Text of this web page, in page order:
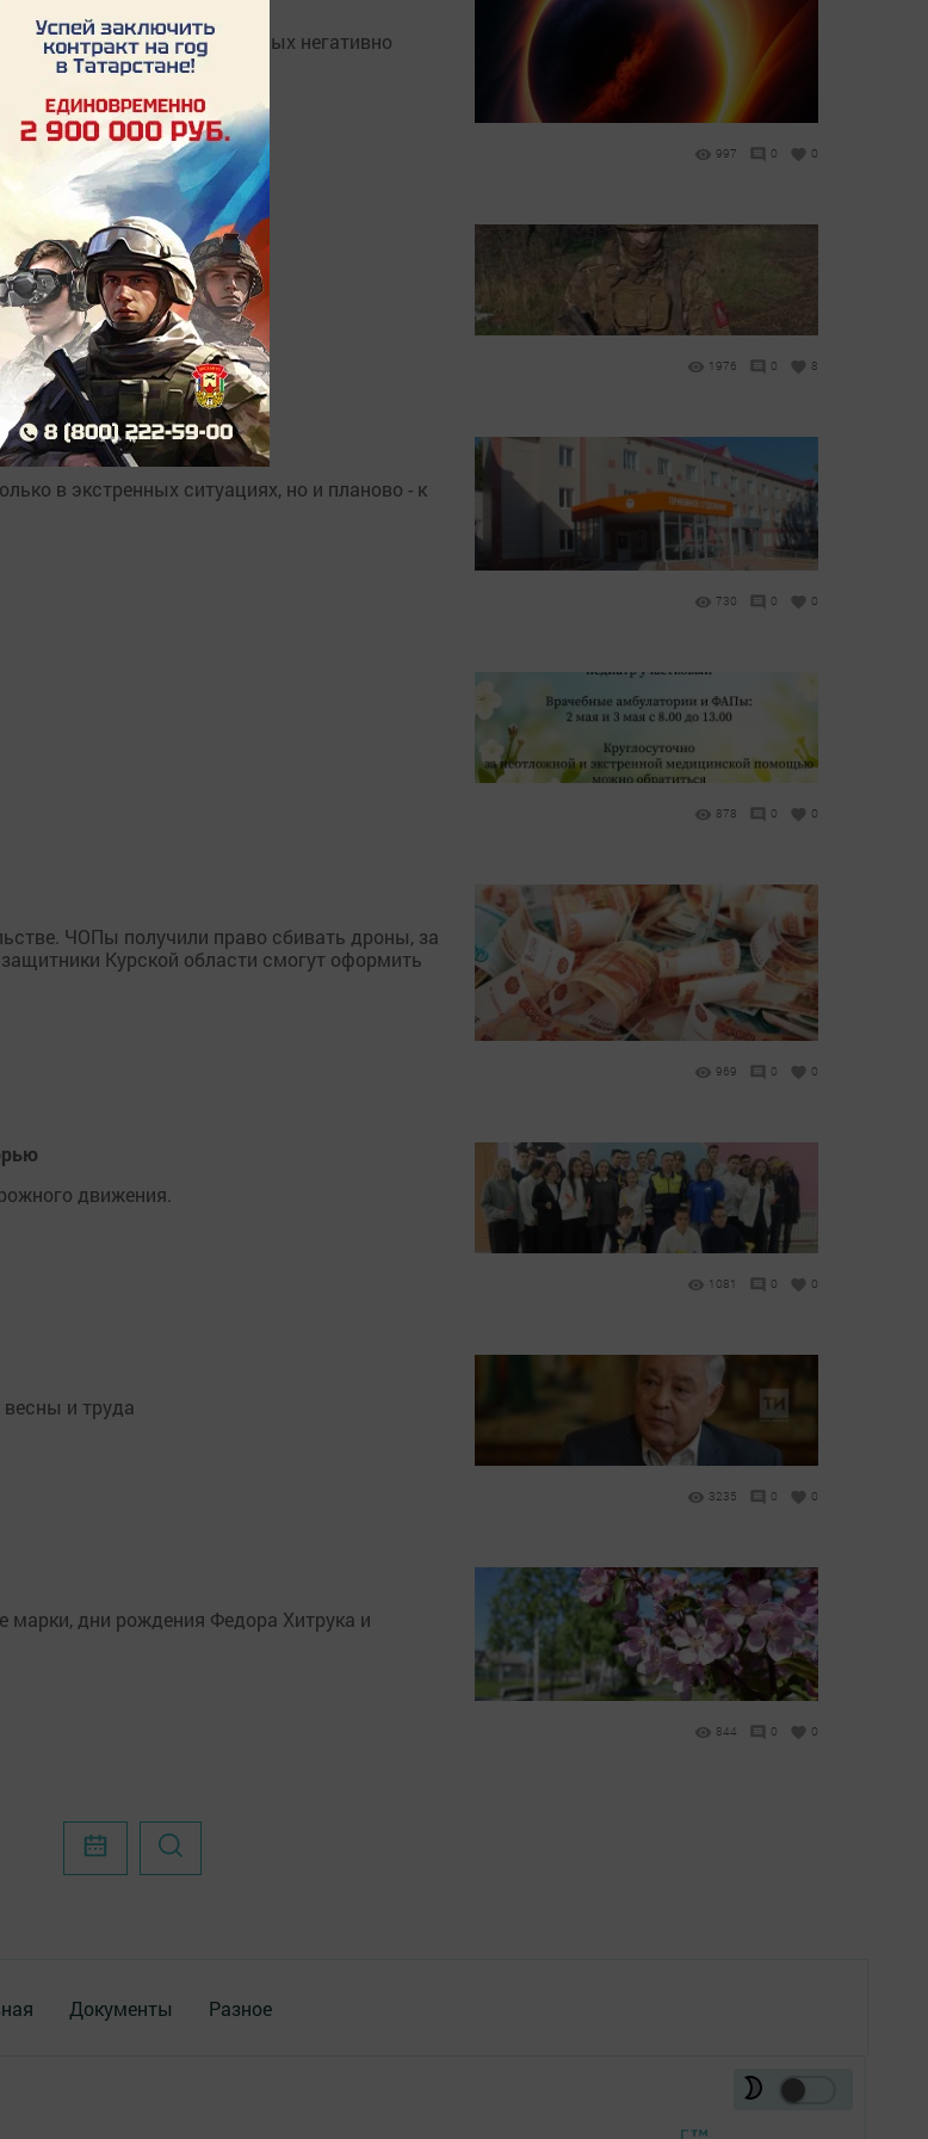
вспышек, способных негативно
997 0 0
жалеет о принятом решении
1976 0 8
работы
в экстренных ситуациях, но и планово - к
730 0 0
878 0 0
ЧОПы получили право сбивать дроны, за
Курской области смогут оформить
969 0 0
движения.
1081 0 0
и труда
3235 0 0
марки, дни рождения Федора Хитрука и
844 0 0
Документы Разное